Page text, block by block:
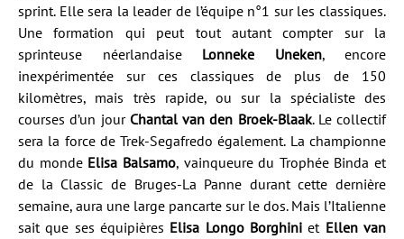
sprint. Elle sera la leader de l’équipe n°1 sur les classiques.
Une formation qui peut tout autant compter sur la
sprinteuse néerlandaise Lonneke Uneken, encore
inexpérimentée sur ces classiques de plus de 150
kilomètres, mais très rapide, ou sur la spécialiste des
courses d’un jour Chantal van den Broek-Blaak. Le collectif
sera la force de Trek-Segafredo également. La championne
du monde Elisa Balsamo, vainqueure du Trophée Binda et
de la Classic de Bruges-La Panne durant cette dernière
semaine, aura une large pancarte sur le dos. Mais l’Italienne
sait que ses équipières Elisa Longo Borghiniet Ellen van